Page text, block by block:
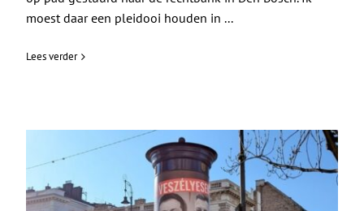
moest daar een pleidooi houden in ...
Lees verder